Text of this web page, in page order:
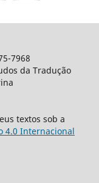
7968
da Tradução
textos sob a
4.0 Internacional